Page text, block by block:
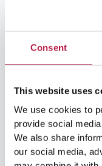
Consent
This website uses
We use cookies to
provide social
We also share
our social media,
Eularia, er is altijd
betoverende eiland.